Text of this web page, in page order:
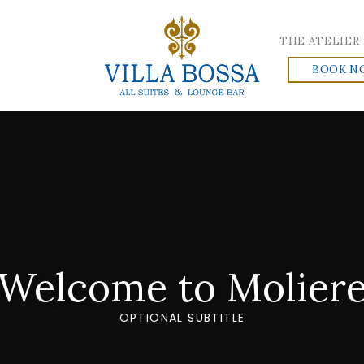
THE ATELIER
BOOK
to
OPTIONAL SUBTITLE